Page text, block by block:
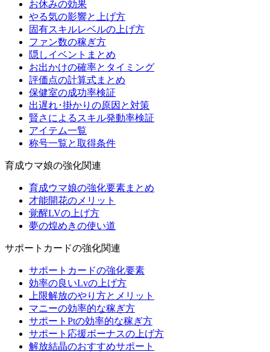
お休みの効果
やる気の影響と上げ方
固有スキルレベルの上げ方
ファン数の稼ぎ方
隠しイベントまとめ
お出かけの確率とタイミング
評価点の計算式まとめ
保健室の成功率検証
出遅れ･掛かりの原因と対策
賢さによるスキル発動率検証
アイテム一覧
称号一覧と取得条件
育成ウマ娘の強化関連
育成ウマ娘の強化要素まとめ
才能開花のメリット
覚醒LVの上げ方
夢の煌めきの使い道
サポートカードの強化関連
サポートカードの強化要素
効率の良いLvの上げ方
上限解放のやり方とメリット
マニーの効率的な稼ぎ方
サポートPtの効率的な稼ぎ方
サポート応援ボーナスの上げ方
解放結晶のおすすめサポート